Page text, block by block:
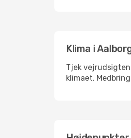
Klima i
Tjek
klimaet.